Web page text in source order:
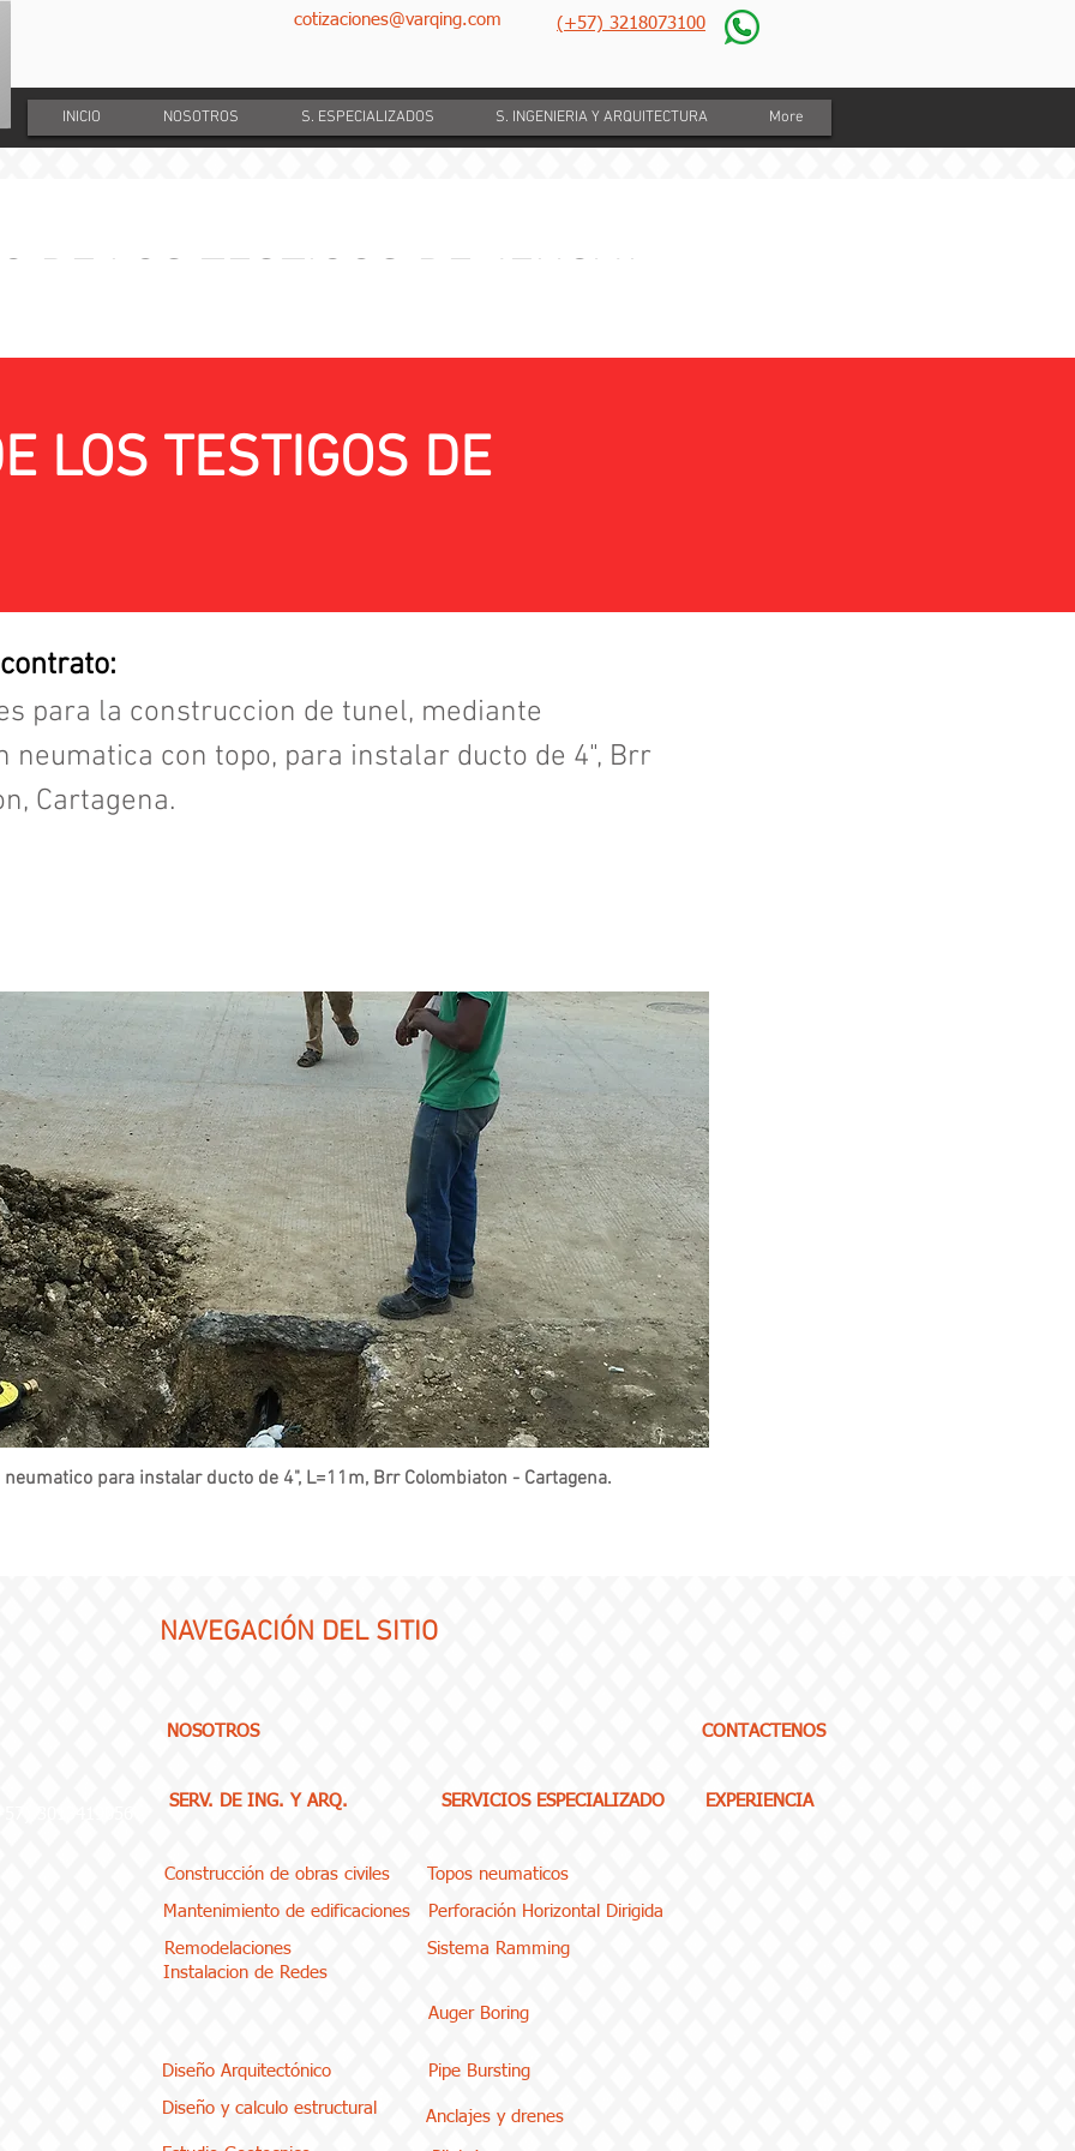
INICIO NOSOTROS S. ESPECIALIZADOS S. INGENIERIA Y ARQUITECTURA More
cotizaciones@varqing.com (+57) 3218073100
para la construccion de tunel, mediante perforacion
EMPRESA
para la construccion de tunel, mediante
neumatica con topo, para instalar ducto de 4", Brr
Cartagena.
neumatico para instalar ducto de 4", L=11m, Brr Colombiaton - Cartagena.
LOS TESTIGOS DE
NAVEGACIÓN DEL SITIO
NOSOTROS
SERV. DE ING. Y ARQ.
Construcción de obras civiles
Mantenimiento de edificaciones
Remodelaciones
CONTACTENOS
SERVICIOS ESPECIALIZADO EXPERIENCIA
Topos neumaticos
Perforación Horizontal Dirigida
Sistema Ramming
Auger Boring
Diseño Arquitectónico Pipe Bursting
Diseño y calculo estructural Anclajes y drenes
Instalacion de Redes